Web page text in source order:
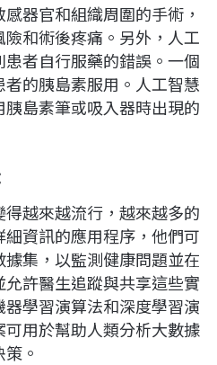
器官和組織周圍的手術，
和術後疼痛。另外，人工
者自行服藥的錯誤。一個
的胰島素服用。人工智慧
島素筆或吸入器時出現的
越來越流行，越來越多的
資訊的應用程序，他們可
集，以監測健康問題並在
許醫生追蹤與共享這些實
學習演算法和深度學習演
用於幫助人類分析大數據
。